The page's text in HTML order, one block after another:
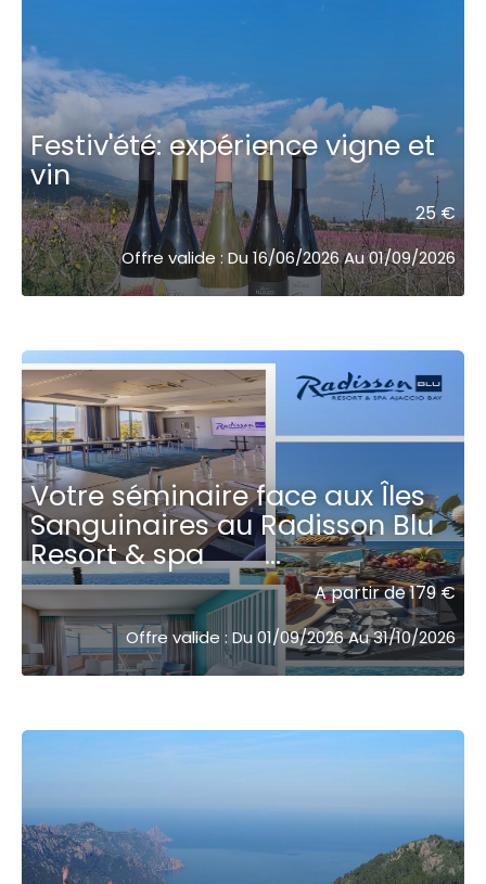
Festiv'été: expérience vigne et
vin
25 €
Offre valide : Du 16/06/2026 Au 01/09/2026
Votre séminaire face aux Îles
Sanguinaires au Radisson Blu
Resort & spa ­͏‌ ­͏‌ ­͏‌ ­͏‌ ­͏‌ ­͏‌ ­͏‌ ­͏‌...
A partir de 179 €
Offre valide : Du 01/09/2026 Au 31/10/2026